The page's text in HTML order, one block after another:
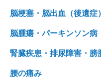
脳梗塞・脳出血（後遺症
脳腫瘍・パーキンソン
腎臓疾患・排尿障害・膀
腰の痛み